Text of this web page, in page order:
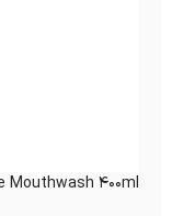
Mouthwash 400ml